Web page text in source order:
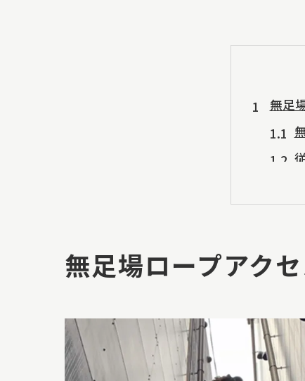
雨樋
無足
東
無足場ロープアク